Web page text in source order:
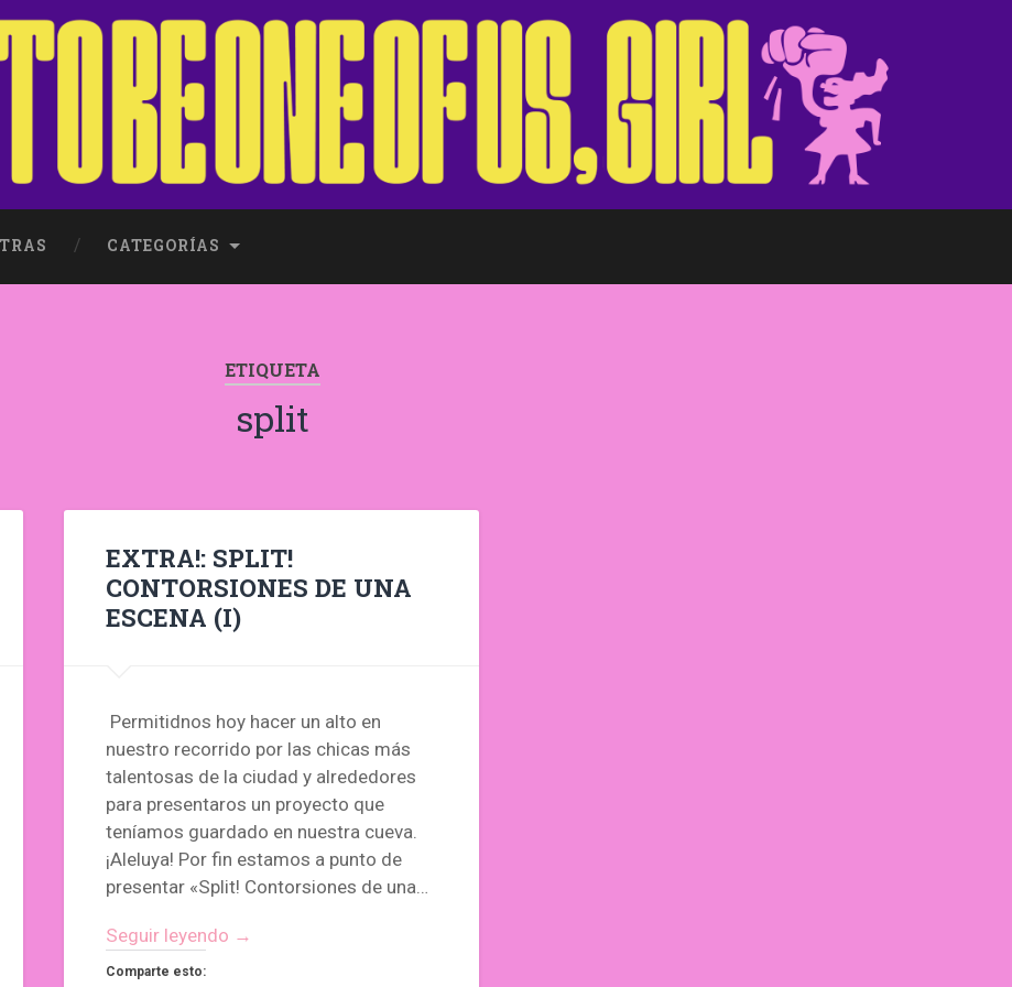
CATEGORÍAS
ETIQUETA
split
EXTRA!: SPLIT!
CONTORSIONES DE UNA
ESCENA (I)
Permitidnos hoy hacer un alto en
nuestro recorrido por las chicas más
talentosas de la ciudad y alrededores
para presentaros un proyecto que
teníamos guardado en nuestra cueva.
¡Aleluya! Por fin estamos a punto de
presentar «Split! Contorsiones de una…
Seguir leyendo →
Comparte esto: